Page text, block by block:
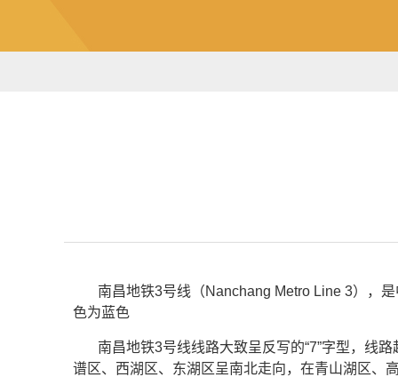
南昌地铁3号线（Nanchang Metro Line 3），
色为蓝色
南昌地铁3号线线路大致呈反写的“7”字型，线
谱区、西湖区、东湖区呈南北走向，在青山湖区、